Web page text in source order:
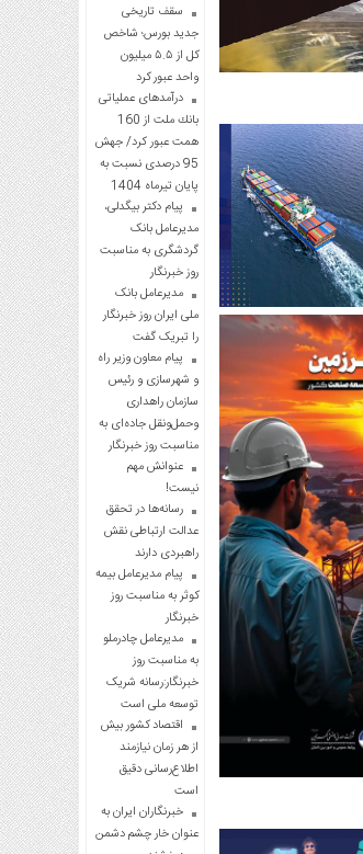
سقف تاریخی
جدید بورس؛ شاخص
کل از ۵.۵ میلیون
واحد عبور کرد
درآمدهای عملیاتی
بانك ملت از 160
همت عبور كرد/ جهش
95 درصدی نسبت به
پایان تیرماه 1404
پیام دکتر بیگدلی،
مدیرعامل بانک
گردشگری به مناسبت
روز خبرنگار
مدیرعامل بانک
ملی ایران روز خبرنگار
را تبریک گفت
پیام معاون وزیر راه
و شهرسازی و رئیس
سازمان راهداری
وحمل‌ونقل جاده‌ای به
مناسبت روز خبرنگار
عنوانش مهم
نیست!
رسانه‌ها در تحقق
عدالت ارتباطی نقش
راهبردی دارند
پیام مدیرعامل بیمه
کوثر به مناسبت روز
خبرنگار
مدیرعامل چادرملو
به مناسبت روز
خبرنگار:رسانه شریک
توسعه ملی است
اقتصاد کشور بیش
از هر زمان نیازمند
اطلاع‌رسانی دقیق
است
خبرنگاران ایران به
عنوان خار چشم دشمن